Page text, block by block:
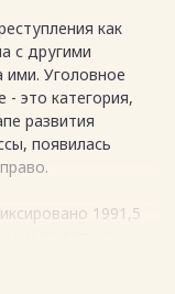
как
с другими
ими. Уголовное
- это категория,
развития
появилась
1991,5
отмечен в